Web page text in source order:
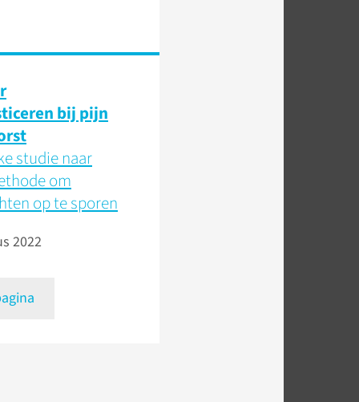
bij pijn
studie naar
om
op te sporen
2022